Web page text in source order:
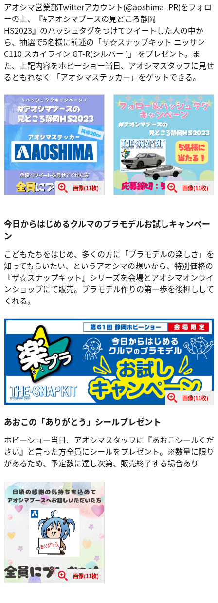
アオシマ営業部Twitterアカウント(@aoshima_PR)をフォロ
ーの上、『#アオシマブースの見どころ静岡
HS2023』のハッシュタグをつけてツイートした人の中か
ら、抽選で5名様に前述の「ザ☆スナップキット ニッサン
C110 スカイライン GT-R(シルバー )」 をプレゼント。ま
た、上記内容をホビーショー当日、アオシマスタッフに見せ
るともれなく 「アオシマステッカー」をゲットできる。
画像(11枚) 画像(11枚)
今日からはじめるクルマのプラモデルお試しキャンペー
ン
こどもたちをはじめ、多くの方に「プラモデルの楽しさ」を
知ってもらいたい、というアオシマの想いから、特別価格の
『ザ☆スナップキット』シリーズを会場とアオシマオンライ
ンショップにて販売。プラモデル作りの第一歩を後押しして
くれる。
画像(11枚)
あおこの「ありがとう」シールプレゼント
ホビーショー当日、アオシマスタッフに『あおこシールくだ
さい』と言った方全員にシールをプレゼント。※数量に限り
があるため、予定数に達し次第、販売終了する場合あり
画像(11枚)